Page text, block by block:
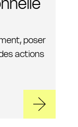
poser
actions